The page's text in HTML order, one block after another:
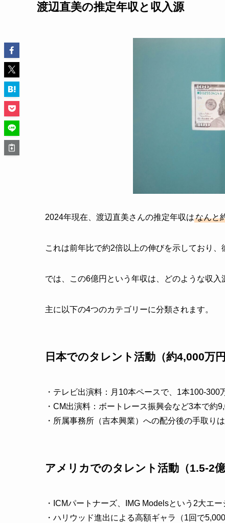
渡辺直美の推定年収と収入源
2024年現在、渡辺直美さんの推定年収はなんと
これは前年比で約2倍以上の伸びを示しており
では、この6億円という年収は、どのような収入
主に以下の4つのカテゴリーに分類されます。
日本でのタレント活動（約4,000万円
・テレビ出演料：月10本ペースで、1本100-300
・CM出演料：ボートレース振興会など3本で約
・所属事務所（吉本興業）への配分後の手取り
アメリカでのタレント活動（1.5-2億
・ICMパートナーズ、IMG Modelsという2大エ
・ハリウッド進出による高額ギャラ（1回で